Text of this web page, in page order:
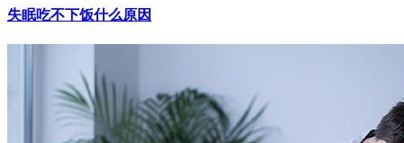
失眠吃不下饭什么原因